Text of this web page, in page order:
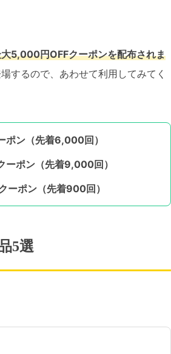
5,000円OFFクーポンを配布されま
するので、あわせて利用してみてく
ン（先着6,000回）
ポン（先着9,000回）
ポン（先着900回）
5選